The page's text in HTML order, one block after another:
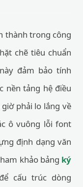
thành trong công
chẽ tiêu chuẩn
đảm bảo tính
nền tảng hệ điều
phải lo lắng về
ô vuông lỗi font
định dạng văn
khảo bảng ký
để cấu trúc dòng